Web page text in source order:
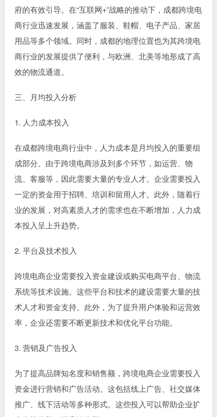
府的有效引导。在“互联网+”战略的推动下，成都跨境电
商行业迅速发展，涵盖了服装、鞋帽、电子产品、家居
用品等多个领域。同时，成都的地理位置也为其跨境电
商行业的发展提供了便利，与欧洲、北美等地形成了高
效的物流通道。
三、月均投入分析
1. 人力成本投入
在成都跨境电商行业中，人力成本是月均投入的重要组
成部分。由于跨境电商涉及到多个环节，如运营、物
流、客服等，因此需要大量的专业人才。企业需要投入
一定的资金用于招聘、培训和留用人才。此外，随着行
业的发展，对高素质人才的需求也在不断增加，人力成
本投入呈上升趋势。
2. 平台及技术投入
跨境电商企业需要投入资金建设或购买电商平台、物流
系统等技术设施。这些平台和技术的建设需要大量的技
术人才和资金支持。此外，为了提升用户体验和运营效
率，企业还需要不断更新技术和优化平台功能。
3. 营销及广告投入
为了提高品牌知名度和销售额，跨境电商企业需要投入
资金进行营销和广告活动。这包括线上广告、社交媒体
推广、线下活动等多种形式。这些投入可以帮助企业扩